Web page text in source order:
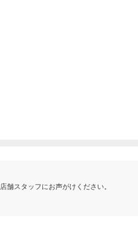
舗スタッフにお声がけください。